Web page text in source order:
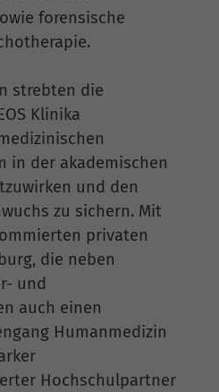
forensische
strebten die
Klinika
in der akademischen
und den
zu sichern. Mit
privaten
die neben
und
auch einen
Humanmedizin
Hochschulpartner